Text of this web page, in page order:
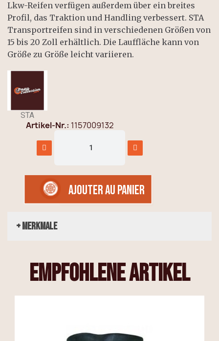
Lkw-Reifen verfügen außerdem über ein breites
Profil, das Traktion und Handling verbessert. STA
Transportreifen sind in verschiedenen Größen von
15 bis 20 Zoll erhältlich. Die Lauffläche kann von
Größe zu Größe leicht variieren.
STA
Artikel-Nr. 1157009132
AJOUTER AU PANIER
+ Merkmale
empfohlene Artikel